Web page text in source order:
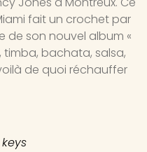
fait un crochet par
de son nouvel album «
timba, bachata, salsa,
de quoi réchauffer